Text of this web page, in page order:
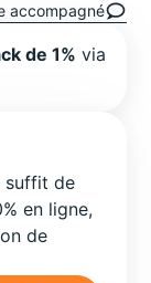
accompagné
de 1% via
suffit de
en ligne,
de